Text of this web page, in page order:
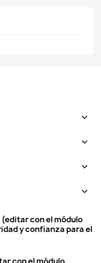



keyboard_arrow_down
con el módulo
y confianza para el